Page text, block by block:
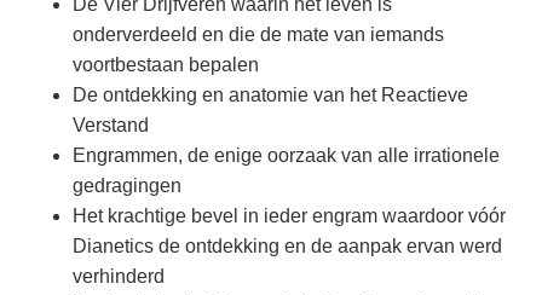
De Vier Drijfveren waarin het leven is
onderverdeeld en die de mate van iemands
voortbestaan bepalen
De ontdekking en anatomie van het Reactieve
Verstand
Engrammen, de enige oorzaak van alle irrationele
gedragingen
Het krachtige bevel in ieder engram waardoor vóór
Dianetics de ontdekking en de aanpak ervan werd
verhinderd